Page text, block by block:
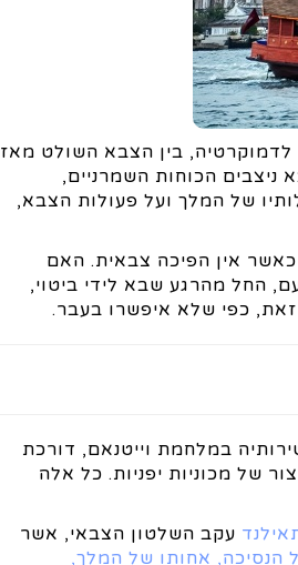
לדמוקרטיה, בין הצבא השולט מאז
הכוחות השמרניים,
של המלך ועל פעולות הצבא,
כאשר אין הפיכה צבאית. האם
החל מהרגע שבא לידי ביטוי,
כפי שלא איפשרו בעבר.
עקב ההזדקקות של ארה"ב לשירותיה במלחמת וייטנאם, דורכת
של מכוניות יפניות. כל אלה
עקב השלטון הצבאי, אשר
הנסיכה, אחותו של המלך,